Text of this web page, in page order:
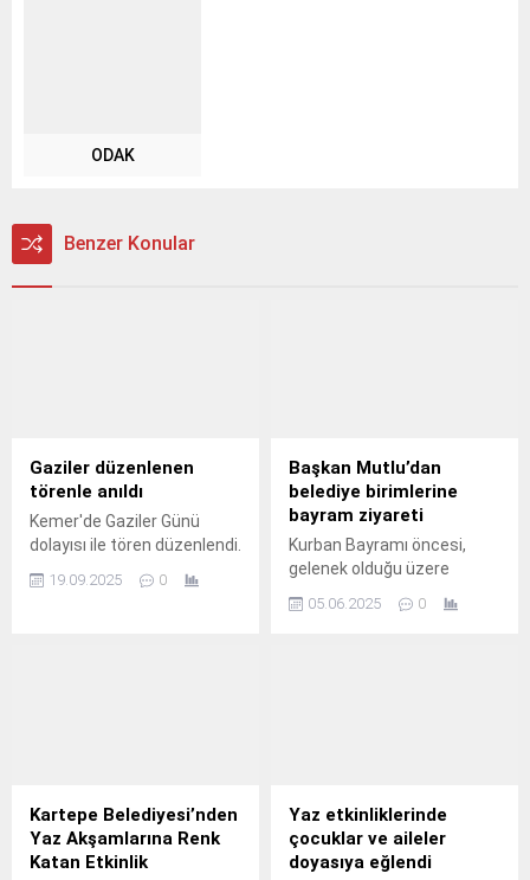
ODAK
Benzer Konular
Gaziler düzenlenen
törenle anıldı
Kemer'de Gaziler Günü
dolayısı ile tören düzenlendi.
19.09.2025 0
Başkan Mutlu’dan
belediye birimlerine
bayram ziyareti
Kurban Bayramı öncesi,
gelenek olduğu üzere
hizmet birimlerinde ziyaret
05.06.2025 0
Kartepe Belediyesi’nden
Yaz Akşamlarına Renk
Katan Etkinlik
Yaz etkinliklerinde
çocuklar ve aileler
doyasıya eğlendi